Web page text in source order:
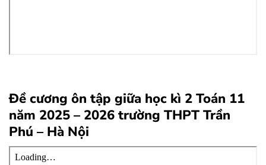
Đề cương ôn tập giữa học kì 2 Toán 11
năm 2025 – 2026 trường THPT Trần
Phú – Hà Nội